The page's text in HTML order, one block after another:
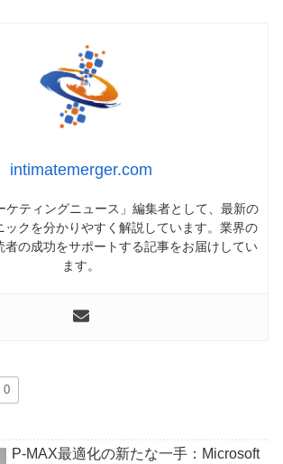
intimatemerger.com
ケティングニュース」編集者として、最新の
ックを分かりやすく解説しています。業界の
者の成功をサポートする記事をお届けしてい
ます。
0
P-MAX最適化の新たな一手：Microsoft